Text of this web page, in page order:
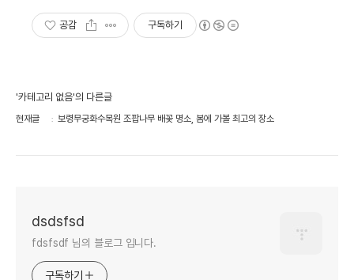
공감 구독하기
'카테고리 없음'의 다른글
현재글 보령무궁화수목원 조팝나무 배꽃 명소, 봄에 가볼 최고의 장소
dsdsfsd
fdsfsdf 님의 블로그 입니다.
구독하기